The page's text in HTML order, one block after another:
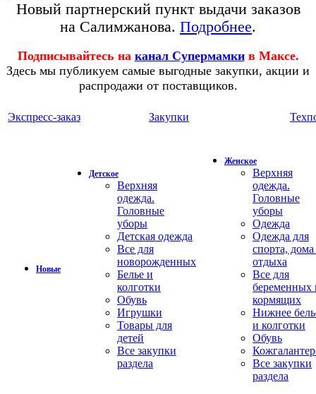
Новый партнерский пункт выдачи заказов
на Салимжанова. Подробнее.
Подписывайтесь на канал Супермамки в Максе.
Здесь мы публикуем самые выгодные закупки, акции и
распродажи от поставщиков.
Экспресс-заказ Закупки
Новые
Детское
Верхняя
одежда.
Головные
уборы
Детская одежда
Все для
новорожденных
Белье и
колготки
Обувь
Игрушки
Товары для
детей
Все закупки
раздела
Женское
Верхняя
одежда.
Головные
уборы
Одежда
Одежда для
спорта,
отдыха
Все для
беременных
кормящих
Нижнее
и колготки
Обувь
Все закупки
раздела